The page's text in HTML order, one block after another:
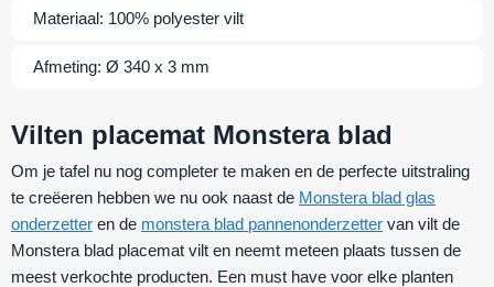
Materiaal: 100% polyester vilt
Afmeting: Ø 340 x 3 mm
Vilten placemat Monstera blad
Om je tafel nu nog completer te maken en de perfecte uitstraling
te creëeren hebben we nu ook naast de Monstera blad glas
onderzetter en de monstera blad pannenonderzetter van vilt de
Monstera blad placemat vilt en neemt meteen plaats tussen de
meest verkochte producten. Een must have voor elke planten